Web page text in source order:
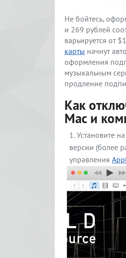
Не бойтесь,
и 269 рублей
варьируется от
карты начнут
оформления
музыкальным
продление
Как
Mac и
Установите
версии (более
управления